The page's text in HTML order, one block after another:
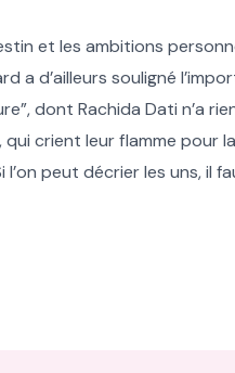
et les ambitions
a d’ailleurs souligné
dont Rachida Dati n’a
crient leur flamme pour
peut décrier les uns, il